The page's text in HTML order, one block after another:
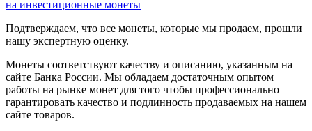
на инвестиционные монеты
Подтверждаем, что все монеты, которые мы продаем, прошли
нашу экспертную оценку.
Монеты соответствуют качеству и описанию, указанным на
сайте Банка России. Мы обладаем достаточным опытом
работы на рынке монет для того чтобы профессионально
гарантировать качество и подлинность продаваемых на нашем
сайте товаров.